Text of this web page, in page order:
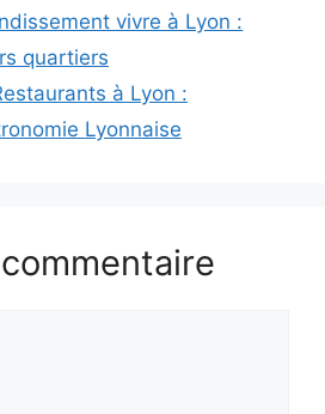
vivre à Lyon :
quartiers
à Lyon :
Lyonnaise